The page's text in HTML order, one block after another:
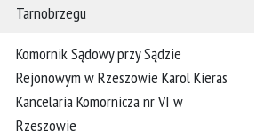
Tarnobrzegu
Komornik Sądowy przy Sądzie
Rejonowym w Rzeszowie Karol Kieras
Kancelaria Komornicza nr VI w
Rzeszowie